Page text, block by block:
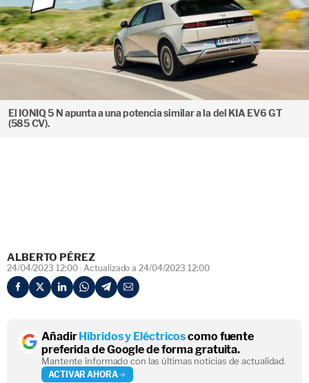
El IONIQ 5 N apunta a una potencia similar a la del KIA EV6 GT
(585 CV).
ALBERTO PÉREZ
24/04/2023 12:00 Actualizado a 24/04/2023 12:00
AñadirHíbridos y Eléctricoscomo fuente
preferida de Google de forma gratuita.
Mantente informado con las últimas noticias de actualidad.
ACTIVAR AHORA